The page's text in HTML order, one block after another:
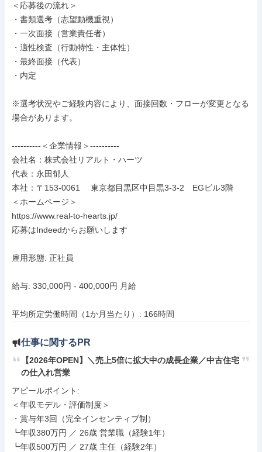
＜応募後の流れ＞
・書類選考（志望動機重視）
・一次面接（営業責任者）
・適性検査（行動特性・主体性）
・最終面接（代表）
・内定
※選考状況やご経験内容により、面接回数・フローが変更となる
場合があります。
----------＜企業情報＞----------
会社名：株式会社リアルト・ハーツ
代表：永田郁人
本社：〒153-0061　 東京都目黒区中目黒3-3-2　EGビル3階
＜ホームページ＞
https://www.real-to-hearts.jp/
応募はIndeedからお願いします
雇用形態: 正社員
給与: 330,000円 - 400,000円 月給
平均所定労働時間（1か月当たり）: 166時間
仕事に関するPR
【2026年OPEN】＼売上5倍に拡大中の成長企業／中古住宅
の仕入れ営業
アピールポイント:
＜年収モデル・評価制度＞
・賞与年3回（完全インセンティブ制）
┗年収380万円 ／ 26歳 営業職（経験1年）
┗年収500万円 ／ 27歳 主任（経験2年）